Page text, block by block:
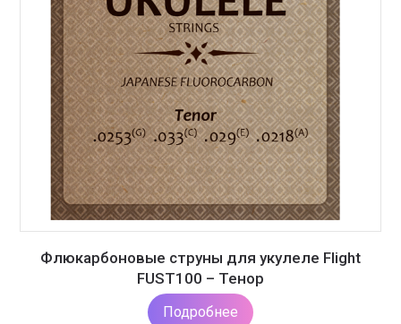
Флюкарбоновые струны для укулеле Flight
FUST100 – Тенор
Подробнее